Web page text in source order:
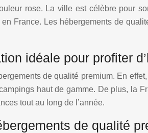
rose. La ville est célèbre pour
France. Les hébergements de
idéale pour profiter
de qualité premium. En
haut de gamme. De plus,
tout au long de l’année.
de qualité